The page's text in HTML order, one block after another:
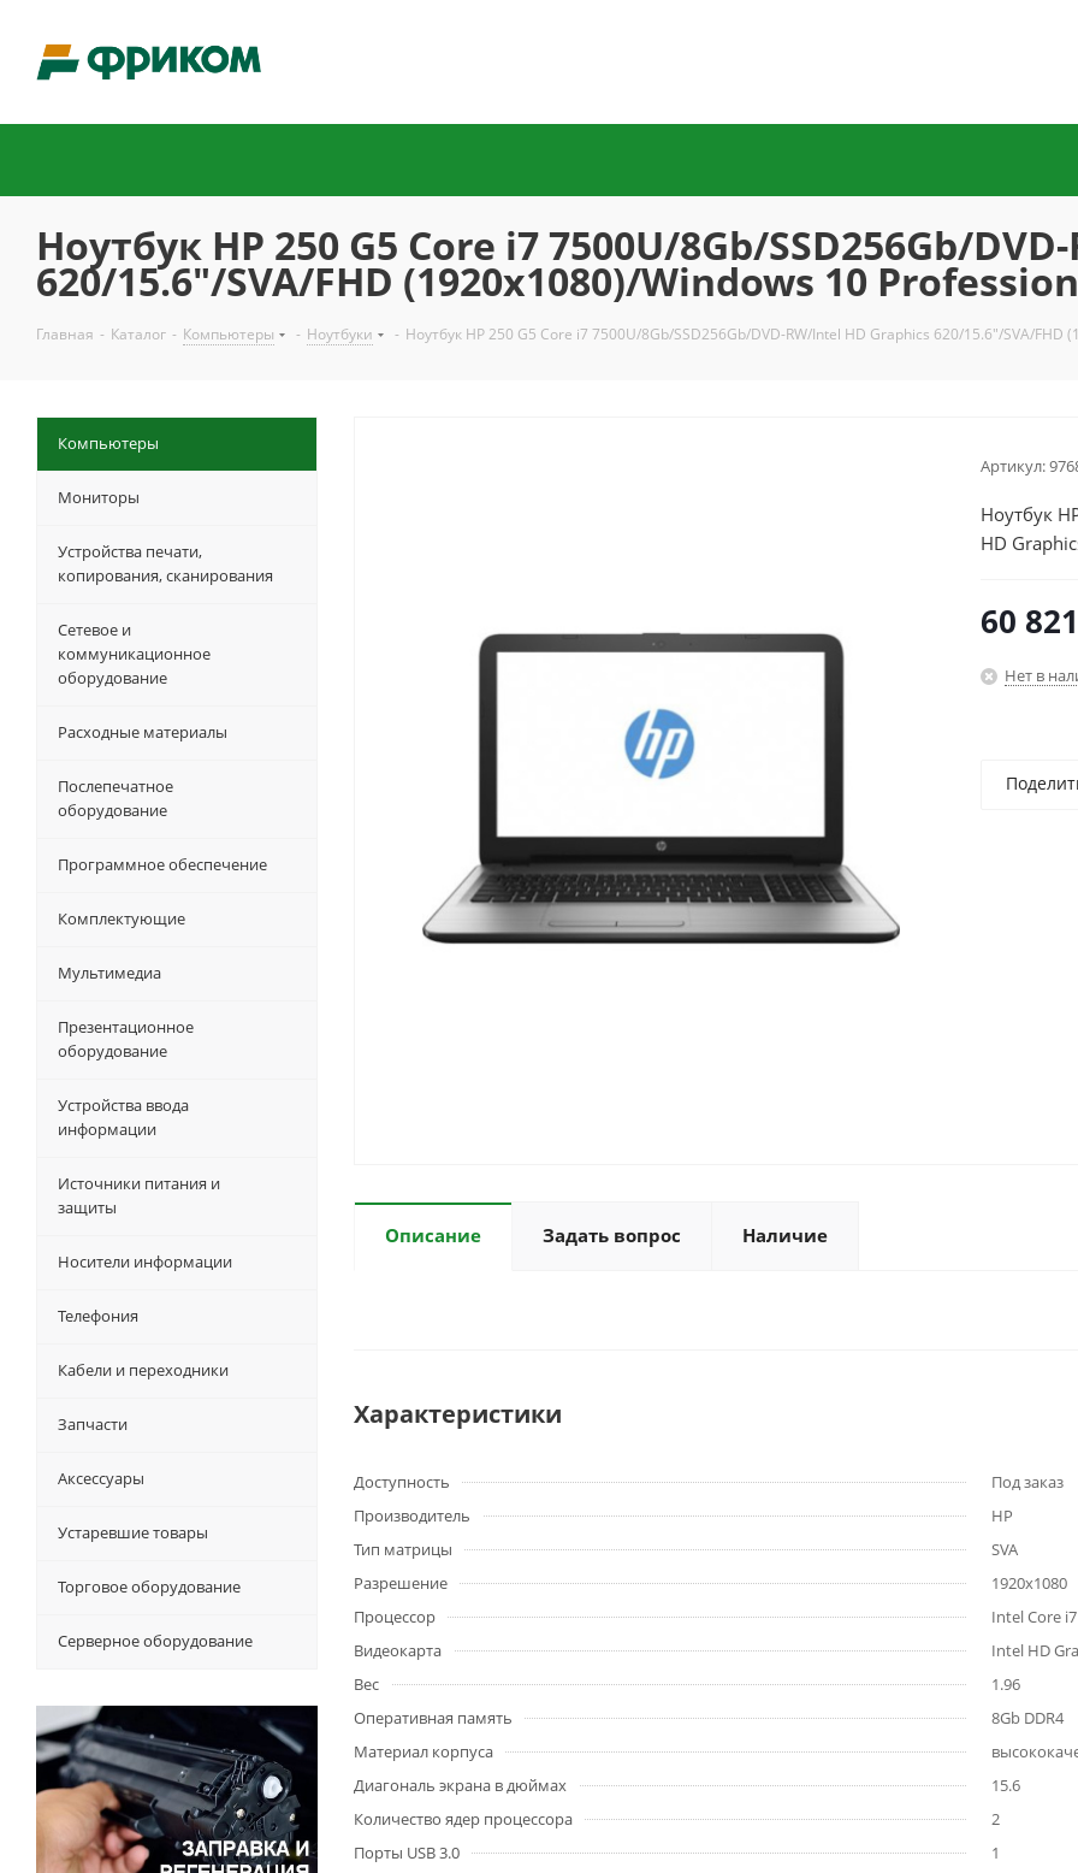
Ноутбук HP 250 G5 Core i7 7500U/8Gb/SSD256Gb/
620/15.6"/SVA/FHD (1920x1080)/Windows 10
Главная - Каталог - Компьютеры - Ноутбуки - Ноутбук HP 250 G5 Core i7 7500U/8Gb/SSD256Gb/DVD-RW/Intel HD Graphics 620/15.6"/SVA/
Артикул:
Ноутбук
HD
60 821
Нет в
Описание Задать вопрос Наличие
Характеристики
Доступность
Под заказ
Производитель
HP
Тип матрицы
SVA
Разрешение
1920x1080
Процессор
Intel Core
Видеокарта
Intel HD
Вес
1.96
Оперативная память
8Gb DDR4
Материал корпуса
Диагональ экрана в дюймах
15.6
Количество ядер процессора
2
Порты USB 3.0
1
Компьютеры
Мониторы
Устройства печати,
копирования, сканирования
Сетевое и
коммуникационное
оборудование
Расходные материалы
Послепечатное
оборудование
Программное обеспечение
Комплектующие
Мультимедиа
Презентационное
оборудование
Устройства ввода
информации
Источники питания и
защиты
Носители информации
Телефония
Кабели и переходники
Запчасти
Аксессуары
Устаревшие товары
Торговое оборудование
Серверное оборудование